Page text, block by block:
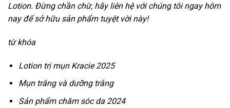
Lotion. Đừng chần chừ, hãy liên hệ với chúng tôi ngay hôm
nay để sở hữu sản phẩm tuyệt vời này!
từ khóa
Lotion trị mụn Kracie 2025
Mụn trắng và dưỡng trắng
Sản phẩm chăm sóc da 2024